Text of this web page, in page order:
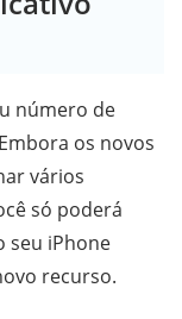
número de
os novos
vários
só poderá
seu iPhone
recurso.